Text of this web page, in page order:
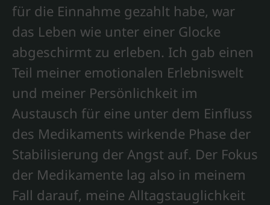
für die Einnahme gezahlt habe, war
das Leben wie unter einer Glocke
abgeschirmt zu erleben. Ich gab einen
Teil meiner emotionalen Erlebniswelt
und meiner Persönlichkeit im
Austausch für eine unter dem Einfluss
des Medikaments wirkende Phase der
Stabilisierung der Angst auf. Der Fokus
der Medikamente lag also in meinem
Fall darauf, meine Alltagstauglichkeit